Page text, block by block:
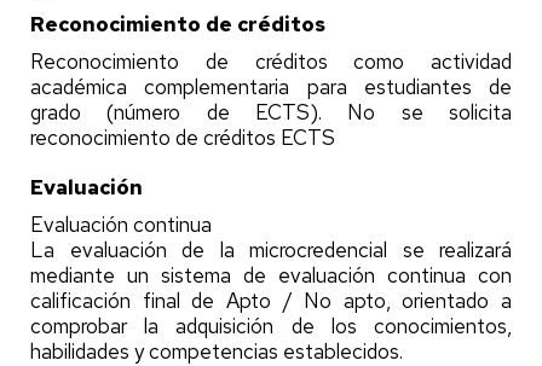
Reconocimiento de créditos
Reconocimiento de créditos como actividad
académica complementaria para estudiantes de
grado (número de ECTS). No se solicita
reconocimiento de créditos ECTS
Evaluación
Evaluación continua
La evaluación de la microcredencial se realizará
mediante un sistema de evaluación continua con
calificación final de Apto / No apto, orientado a
comprobar la adquisición de los conocimientos,
habilidades y competencias establecidos.